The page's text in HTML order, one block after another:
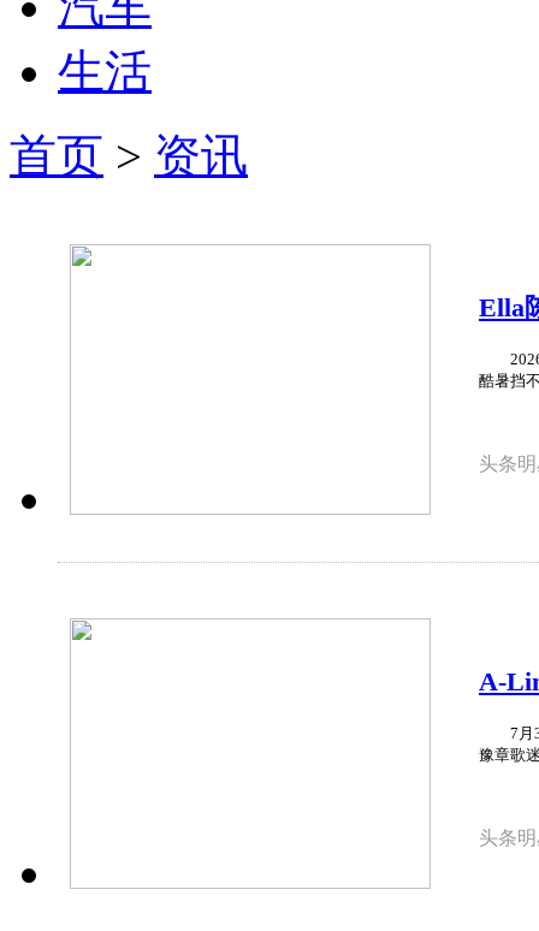
生活
首页 > 资讯
Ella
2026
酷暑挡
头条
A-
7月31
豫章歌
头条